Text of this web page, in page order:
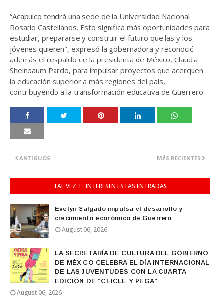
“Acapulco tendrá una sede de la Universidad Nacional
Rosario Castellanos. Esto significa más oportunidades para
estudiar, prepararse y construir el futuro que las y los
jóvenes quieren", expresó la gobernadora y reconoció
además el respaldo de la presidenta de México, Claudia
Sheinbaum Pardo, para impulsar proyectos que acerquen
la educación superior a más regiones del país,
contribuyendo a la transformación educativa de Guerrero.
MÁS RECIENTES
ANTIGUOS
TAL VEZ TE INTERESEN ESTAS ENTRADAS
Evelyn Salgado impulsa el desarrollo y
crecimiento económico de Guerrero
August 06, 2026
LA SECRETARÍA DE CULTURA DEL GOBIERNO
DE MÉXICO CELEBRA EL DÍA INTERNACIONAL
DE LAS JUVENTUDES CON LA CUARTA
EDICIÓN DE “CHICLE Y PEGA”
August 06, 2026